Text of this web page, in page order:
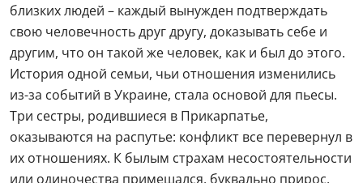
близких людей – каждый вынужден подтверждать
свою человечность друг другу, доказывать себе и
другим, что он такой же человек, как и был до этого.
История одной семьи, чьи отношения изменились
из-за событий в Украине, стала основой для пьесы.
Три сестры, родившиеся в Прикарпатье,
оказываются на распутье: конфликт все перевернул в
их отношениях. К былым страхам несостоятельности
или одиночества примешался, буквально прирос,